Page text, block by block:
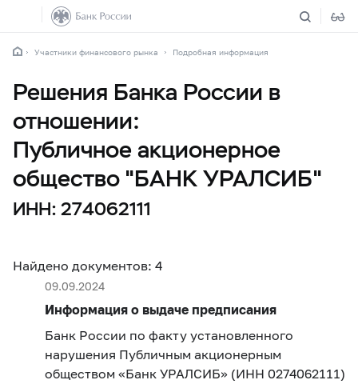
Участники финансового рынка Подробная информация
Решения Банка России в
отношении:
Публичное акционерное
общество "БАНК УРАЛСИБ"
ИНН: 274062111
Найдено документов: 4
09.09.2024
Информация о выдаче предписания
Банк России по факту установленного
нарушения Публичным акционерным
обществом «Банк УРАЛСИБ» (ИНН 0274062111)